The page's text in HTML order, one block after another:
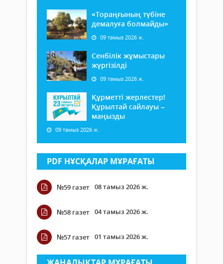
«Тораңғының түбіне
демалуға болмайды»
09 тамыз 2026 ж.
Сенбілік жұмыстары
жүргізілді
09 тамыз 2026 ж.
Құрметті жерлестер!
Құрылтай сайлауы –
маңызды
09 тамыз 2026 ж.
PDF НҰСҚАЛАР МҰРАҒАТЫ
№59 газет 08 тамыз 2026 ж.
№58 газет 04 тамыз 2026 ж.
№57 газет 01 тамыз 2026 ж.